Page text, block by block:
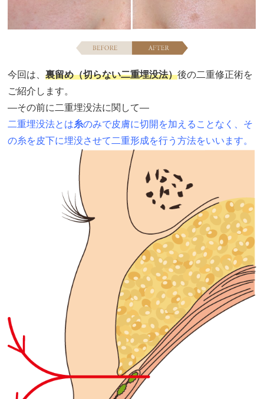
今回は、裏留め（切らない二重埋没法）後の二重修正術を
ご紹介します。
―その前に二重埋没法に関して―
二重埋没法とは糸のみで皮膚に切開を加えることなく、そ
の糸を皮下に埋没させて二重形成を行う方法をいいます。